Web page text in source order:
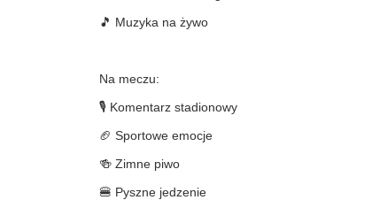
🎵 Muzyka na żywo
Na meczu:
🎙 Komentarz stadionowy
🏈 Sportowe emocje
🍻 Zimne piwo
🍔 Pyszne jedzenie